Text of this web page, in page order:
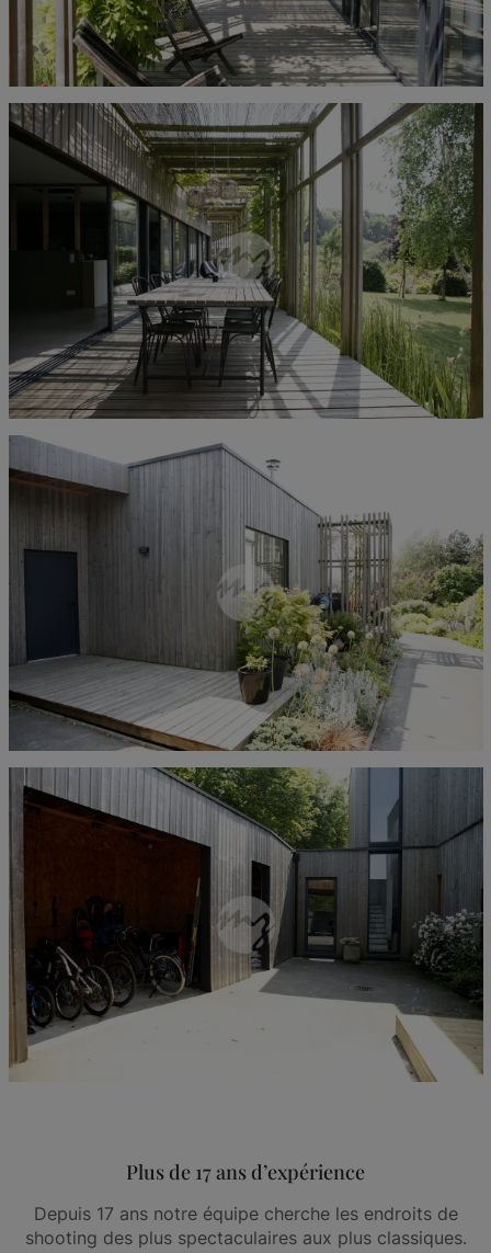
Plus de 17 ans d’expérience
Depuis 17 ans notre équipe cherche les endroits de
shooting des plus spectaculaires aux plus classiques.